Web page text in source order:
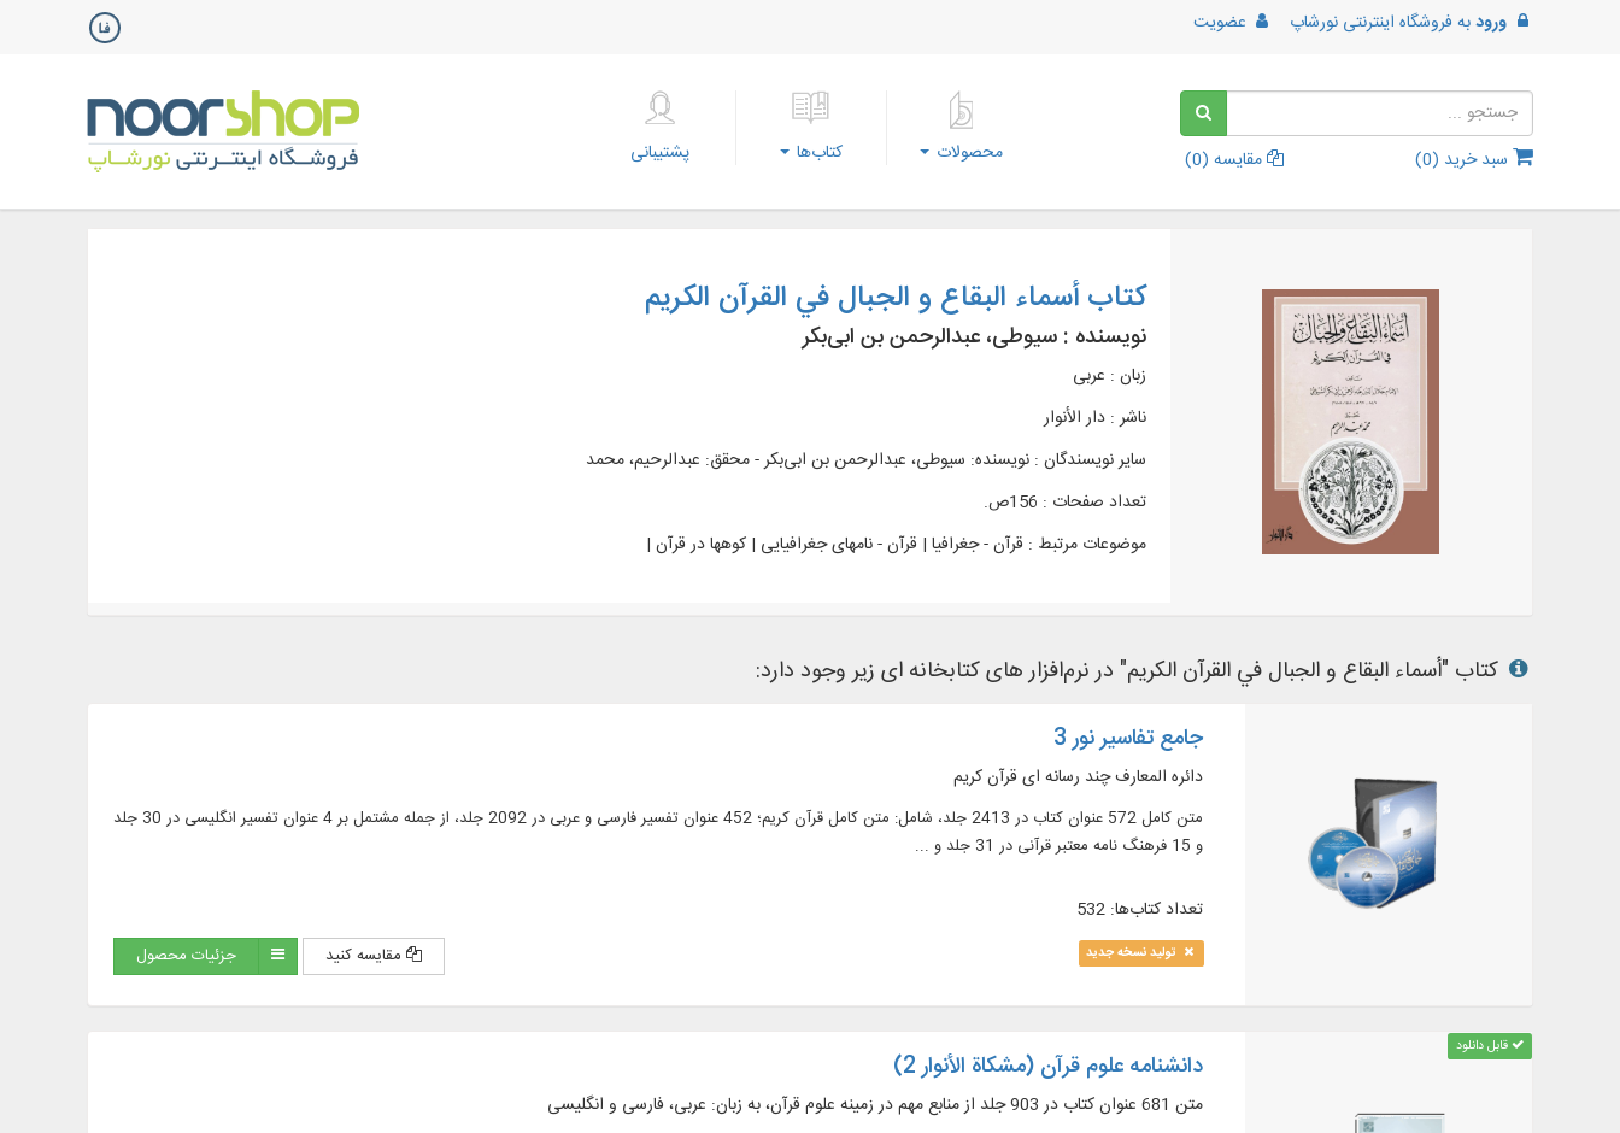
ورودبه فروشگاه اینترنتی نورشاپ عضویت
سبد خرید (0
) مقایسه (0
) محصولات کتاب‌ها پشتیبانی
کتاب أسماء البقاع و الجبال في القرآن الکريم
نویسنده : سیوطی، عبدالرحمن بن ابی‌‌بکر
زبان : عربی
ناشر : دار الأنوار
سایر نویسندگان : نویسنده: سیوطی، عبدالرحمن بن ابی‌‌بکر - محقق: عبدالرحیم، محمد
تعداد صفحات : 156ص.
موضوعات مرتبط : قرآن - جغرافیا | قرآن - نامهای جغرافیایی | کوهها در قرآن |
کتاب "أسماء البقاع و الجبال في القرآن الکريم" در نرم‌افزار های کتابخانه ای زیر وجود دارد:
جامع تفاسیر نور 3
دائره المعارف چند رسانه ای قرآن کریم
متن کامل 572 عنوان کتاب در 2413 جلد، شامل: متن کامل قرآن کریم؛ 452 عنوان تفسیر فارسی و عربی در 2092 جلد، از جمله مشتمل بر 4 عنوان تفسیر انگلیسی در 30 جلد
و 15 فرهنگ‏ نامه معتبر قرآنى در 31 جلد و ...
تعداد کتاب‌ها: 532
تولید نسخه جدید مقایسه کنید جزئیات محصول
قابل دانلود
دانشنامه علوم قرآن (مشکاة الأنوار 2)
متن 681 عنوان کتاب در 903 جلد از منابع مهم در زمينه علوم قرآن، به زبان: عربی، فارسی و انگلیسی